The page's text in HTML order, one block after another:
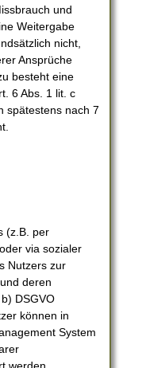
und
Weitergabe
nicht,
Ansprüche
besteht eine
6 Abs. 1 lit. c
spätestens nach 7
(z.B. per
via sozialer
Nutzers zur
deren
DSGVO
können in
System